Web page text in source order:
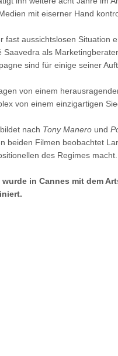
mit eiserner Hand
fast aussichtslosen Situation
Saavedra als
sind für einige seiner
von einem
von einem einzigartigen
bildet nach Tony Manero und
beiden Filmen beobachtet
des Regimes macht.
wurde in Cannes mit dem